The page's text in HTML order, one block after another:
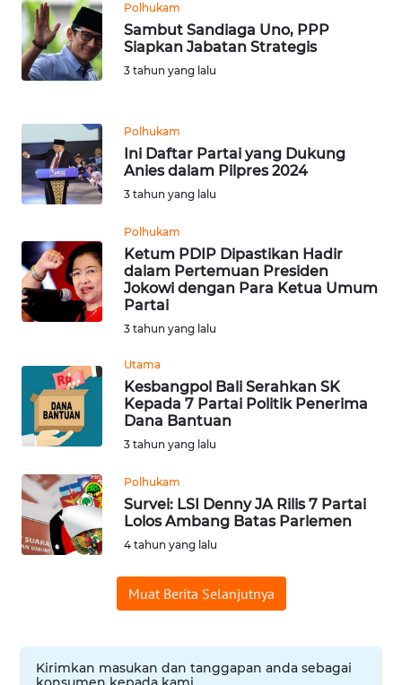
Polhukam
Sambut Sandiaga Uno, PPP
Siapkan Jabatan Strategis
3 tahun yang lalu
Polhukam
Ini Daftar Partai yang Dukung
Anies dalam Pilpres 2024
3 tahun yang lalu
Polhukam
Ketum PDIP Dipastikan Hadir
dalam Pertemuan Presiden
Jokowi dengan Para Ketua Umum
Partai
3 tahun yang lalu
Utama
Kesbangpol Bali Serahkan SK
Kepada 7 Partai Politik Penerima
Dana Bantuan
3 tahun yang lalu
Polhukam
Survei: LSI Denny JA Rilis 7 Partai
Lolos Ambang Batas Parlemen
4 tahun yang lalu
Muat Berita Selanjutnya
Kirimkan masukan dan tanggapan anda sebagai
DEPOK
WN
TAPANULI
WN
SAMOSIR
LAWAS
WN
SUMEDANG
WN
CIANJUR
WN
KEPULAUAN
WN
TANGERANG
WN
CIREBON